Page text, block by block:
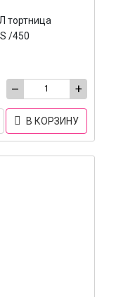
тортница
/450
– +
В КОРЗИНУ